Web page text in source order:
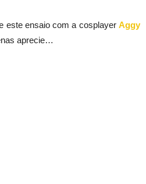
este ensaio com a cosplayer Aggy
aprecie…